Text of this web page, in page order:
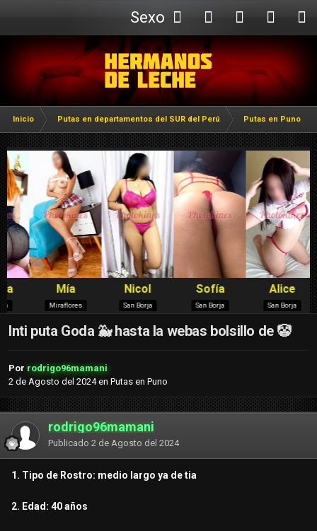
Sexo
Webcam
Inicio Putas en departamentos del SUR del Perú Putas en Puno
Inti puta Goda 🐳 hasta la webas bolsillo de 🤡
Por rodrigo96mamani
2 de Agosto del 2024en Putas en Puno
rodrigo96mamani
Publicado 2 de Agosto del 2024
1. Tipo de Rostro: medio largo ya de tia
2. Edad: 40 años